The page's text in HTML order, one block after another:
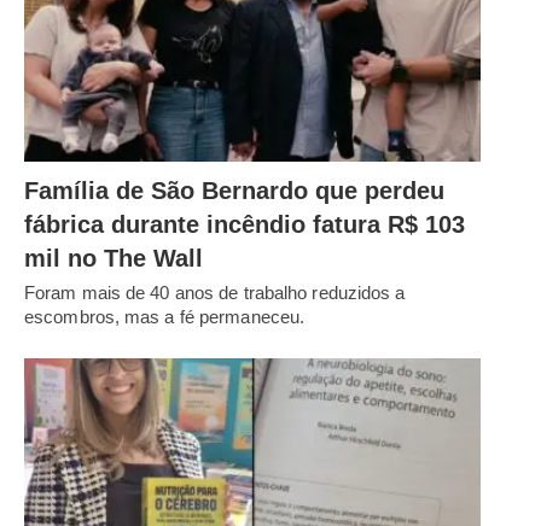
Família de São Bernardo que perdeu
fábrica durante incêndio fatura R$ 103
mil no The Wall
Foram mais de 40 anos de trabalho reduzidos a
escombros, mas a fé permaneceu.